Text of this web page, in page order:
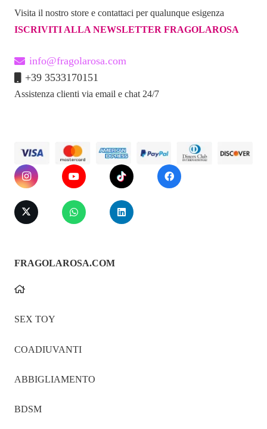
Visita il nostro store e contattaci per qualunque esigenza
ISCRIVITI ALLA NEWSLETTER FRAGOLAROSA
info@fragolarosa.com
+39 3533170151
Assistenza clienti via email e chat 24/7
FRAGOLAROSA.COM
SEX TOY
COADIUVANTI
ABBIGLIAMENTO
BDSM